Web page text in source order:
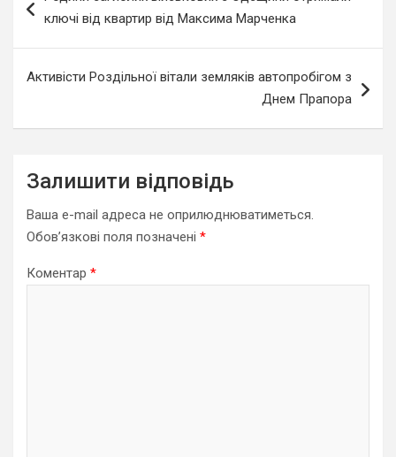
записів
ключі від квартир від Максима Марченка
Активісти Роздільної вітали земляків автопробігом з
Днем Прапора
Залишити відповідь
Ваша e-mail адреса не оприлюднюватиметься.
Обов’язкові поля позначені *
Коментар *